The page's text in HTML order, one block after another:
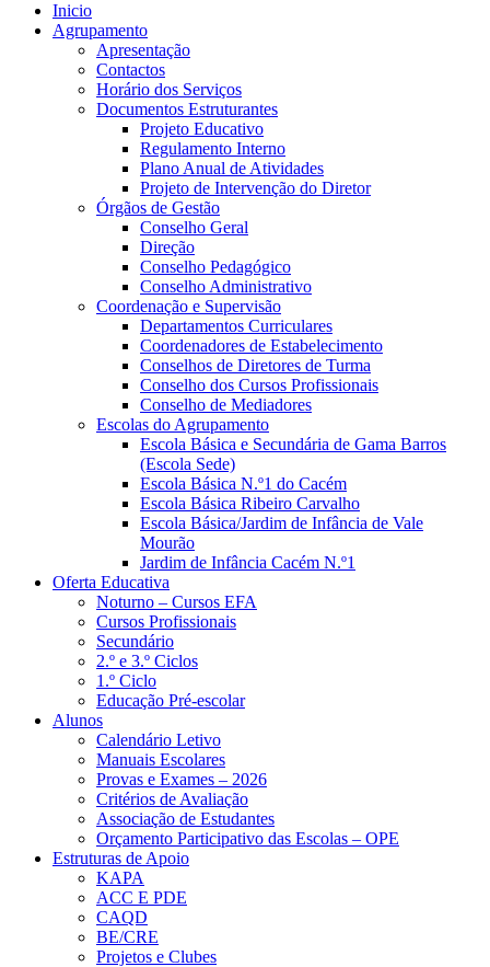
Inicio
Agrupamento
Apresentação
Contactos
Horário dos Serviços
Documentos Estruturantes
Projeto Educativo
Regulamento Interno
Plano Anual de Atividades
Projeto de Intervenção do Diretor
Órgãos de Gestão
Conselho Geral
Direção
Conselho Pedagógico
Conselho Administrativo
Coordenação e Supervisão
Departamentos Curriculares
Coordenadores de Estabelecimento
Conselhos de Diretores de Turma
Conselho dos Cursos Profissionais
Conselho de Mediadores
Escolas do Agrupamento
Escola Básica e Secundária de Gama Barros
(Escola Sede)
Escola Básica N.º1 do Cacém
Escola Básica Ribeiro Carvalho
Escola Básica/Jardim de Infância de Vale
Mourão
Jardim de Infância Cacém N.º1
Oferta Educativa
Noturno – Cursos EFA
Cursos Profissionais
Secundário
2.º e 3.º Ciclos
1.º Ciclo
Educação Pré-escolar
Alunos
Calendário Letivo
Manuais Escolares
Provas e Exames – 2026
Critérios de Avaliação
Associação de Estudantes
Orçamento Participativo das Escolas – OPE
Estruturas de Apoio
KAPA
ACC E PDE
CAQD
BE/CRE
Projetos e Clubes